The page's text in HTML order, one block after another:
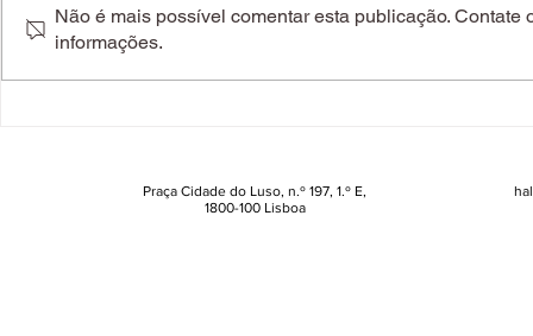
Fã de picante? Estes
Portela
Não é mais possível comentar esta publicação. Contate
informações.
Praça Cidade do Luso, n.º 197, 1.º E,
1800-100 Lisboa